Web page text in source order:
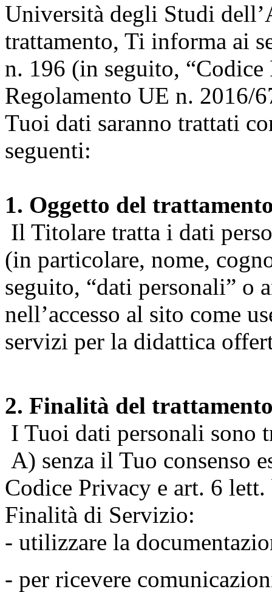
Università degli Studi
trattamento, Ti informa ai
n. 196 (in seguito, “Codice
Regolamento UE n. 2016/
Tuoi dati saranno trattati
seguenti:
1. Oggetto del
Il Titolare tratta i dati
(in particolare, nome,
seguito, “dati personali” o
nell’accesso al sito come
servizi per la didattica
2. Finalità del
I Tuoi dati personali sono
A) senza il Tuo consenso
Codice Privacy e art. 6
Finalità di Servizio:
- utilizzare la
- per ricevere